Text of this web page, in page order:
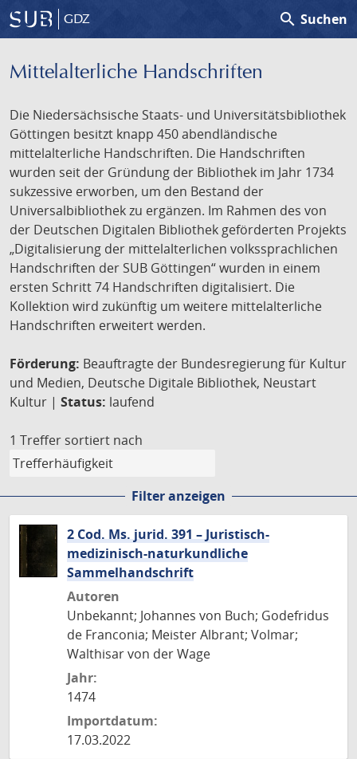
GDZ search Suchen
Mittelalterliche Handschriften
Die Niedersächsische Staats- und Universitätsbibliothek
Göttingen besitzt knapp 450 abendländische
mittelalterliche Handschriften. Die Handschriften
wurden seit der Gründung der Bibliothek im Jahr 1734
sukzessive erworben, um den Bestand der
Universalbibliothek zu ergänzen. Im Rahmen des von
der Deutschen Digitalen Bibliothek geförderten Projekts
„Digitalisierung der mittelalterlichen volkssprachlichen
Handschriften der SUB Göttingen“ wurden in einem
ersten Schritt 74 Handschriften digitalisiert. Die
Kollektion wird zukünftig um weitere mittelalterliche
Handschriften erweitert werden.
Förderung: Beauftragte der Bundesregierung für Kultur
und Medien, Deutsche Digitale Bibliothek, Neustart
Kultur | Status: laufend
1 Treffer sortiert nach
Filter anzeigen
2 Cod. Ms. jurid. 391 – Juristisch-
medizinisch-naturkundliche
Sammelhandschrift
Autoren
Unbekannt; Johannes von Buch; Godefridus
de Franconia; Meister Albrant; Volmar;
Walthisar von der Wage
Jahr:
1474
Importdatum:
17.03.2022